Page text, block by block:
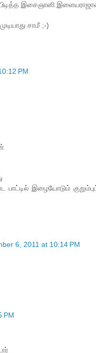
இசைஞானி
சாமீ ;-)
PM
பாட்டில் இழையோடும்
6, 2011 at 10:14 PM
PM